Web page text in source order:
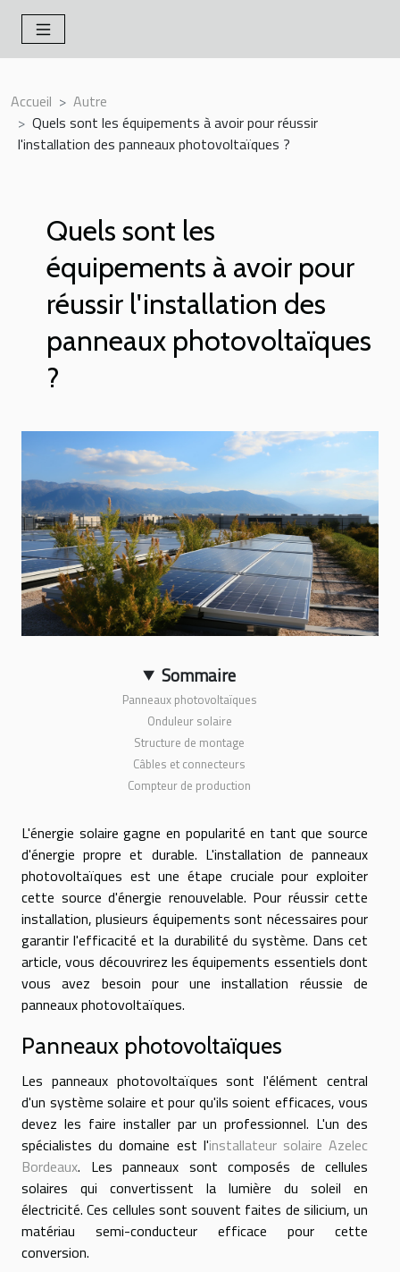
Accueil
Autre
Quels sont les équipements à avoir pour réussir
l'installation des panneaux photovoltaïques ?
Quels sont les
équipements à avoir pour
réussir l'installation des
panneaux photovoltaïques
?
Sommaire
Panneaux photovoltaïques
Onduleur solaire
Structure de montage
Câbles et connecteurs
Compteur de production
L'énergie solaire gagne en popularité en tant que source
d'énergie propre et durable. L'installation de panneaux
photovoltaïques est une étape cruciale pour exploiter
cette source d'énergie renouvelable. Pour réussir cette
installation, plusieurs équipements sont nécessaires pour
garantir l'efficacité et la durabilité du système. Dans cet
article, vous découvrirez les équipements essentiels dont
vous avez besoin pour une installation réussie de
panneaux photovoltaïques.
Panneaux photovoltaïques
Les panneaux photovoltaïques sont l'élément central
d'un système solaire et pour qu'ils soient efficaces, vous
devez les faire installer par un professionnel. L'un des
spécialistes du domaine est l'installateur solaire Azelec
Bordeaux. Les panneaux sont composés de cellules
solaires qui convertissent la lumière du soleil en
électricité. Ces cellules sont souvent faites de silicium, un
matériau semi-conducteur efficace pour cette
conversion.